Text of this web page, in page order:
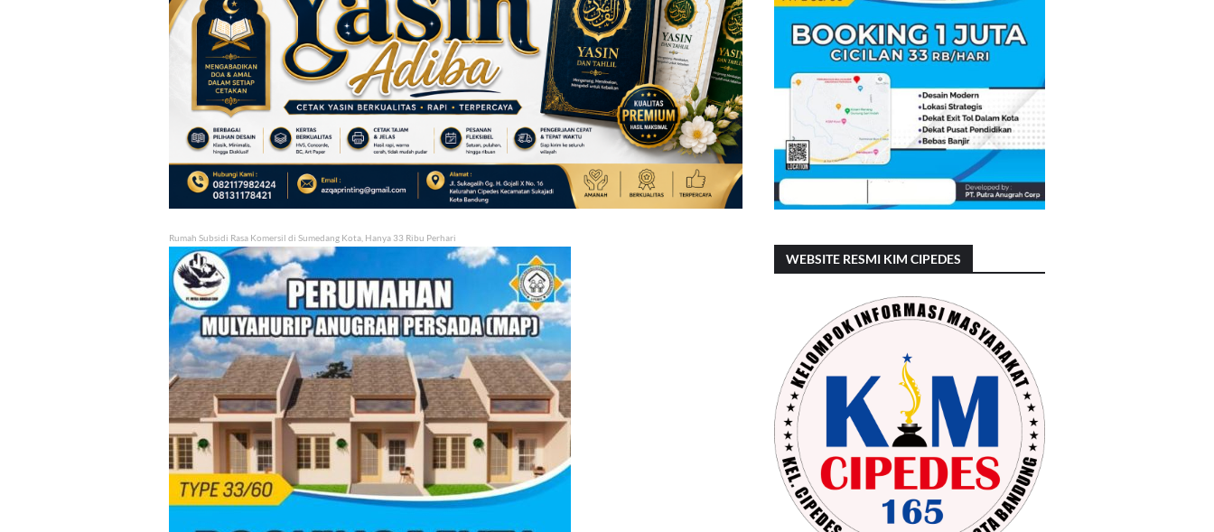
Rumah Subsidi Rasa Komersil di Sumedang Kota, Hanya 33 Ribu Perhari
WEBSITE RESMI KIM CIPEDES